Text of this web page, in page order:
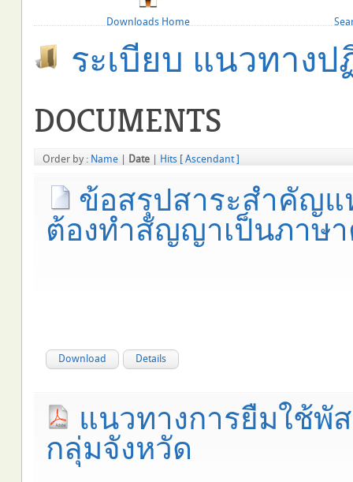
Downloads Home
ระเบียบ แนวทาง
DOCUMENTS
Order by : Name Date Hits [ Ascendant ]
ข้อสรุปสาระสำคัญ
ต้องทำสัญญาเป็นภาษา
Download Details
แนวทางการยืมใช้พั
กลุ่มจังหวัด